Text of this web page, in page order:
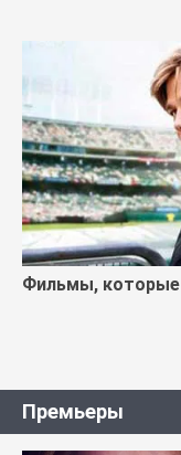
Фильмы,
Премьеры